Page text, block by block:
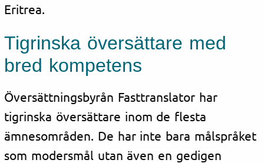
Eritrea.
Tigrinska översättare med
bred kompetens
Översättningsbyrån Fasttranslator har
tigrinska översättare inom de flesta
ämnesområden. De har inte bara målspråket
som modersmål utan även en gedigen